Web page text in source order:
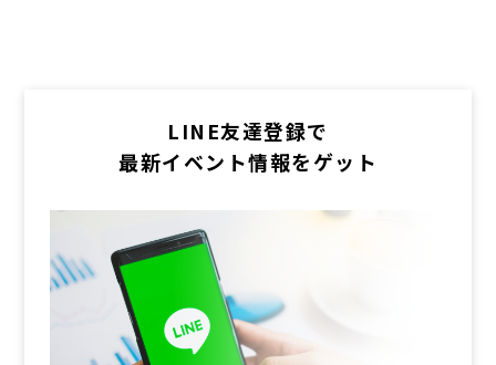
LINE友達登録で
最新イベント情報をゲット